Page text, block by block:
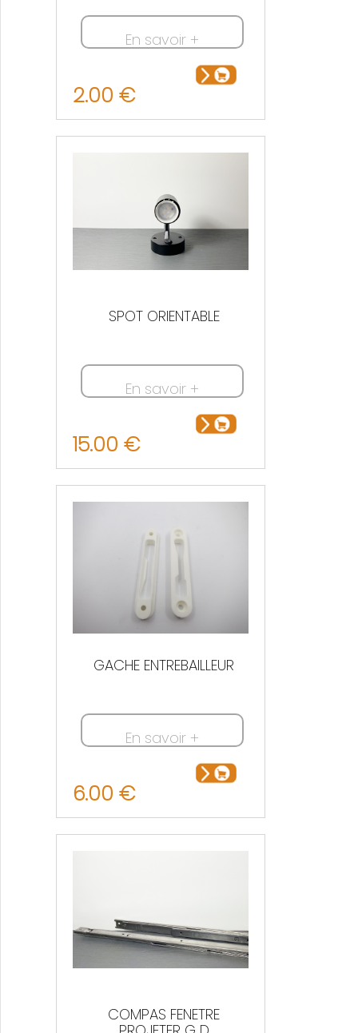
En savoir +
2.00 €
SPOT ORIENTABLE
En savoir +
15.00 €
GACHE ENTREBAILLEUR
En savoir +
6.00 €
COMPAS FENETRE